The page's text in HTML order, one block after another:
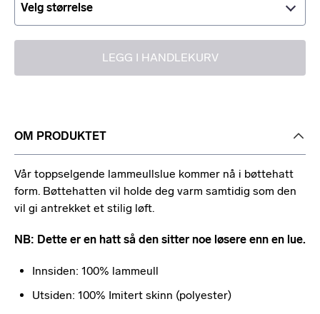
Velg størrelse
LEGG I HANDLEKURV
OM PRODUKTET
Vår toppselgende lammeullslue kommer nå i bøttehatt
form. Bøttehatten vil holde deg varm samtidig som den
vil gi antrekket et stilig løft.
NB: Dette er en hatt så den sitter noe løsere enn en lue.
Innsiden: 100% lammeull
Utsiden: 100% Imitert skinn (polyester)